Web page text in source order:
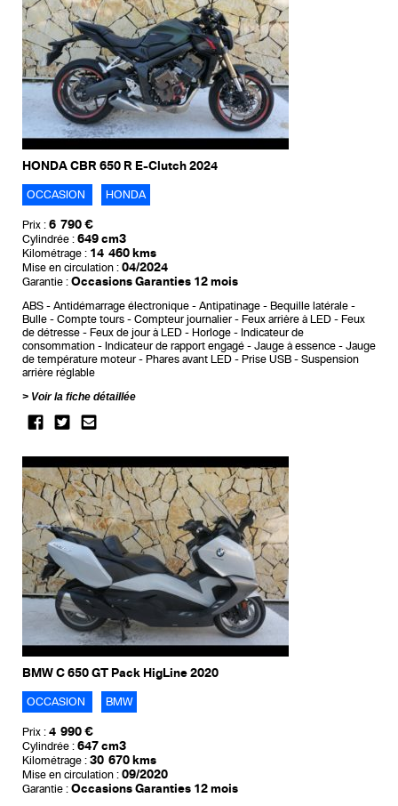
HONDA CBR 650 R E-Clutch 2024
OCCASION HONDA
Prix : 6 790 €
Cylindrée : 649 cm3
Kilométrage : 14 460 kms
Mise en circulation : 04/2024
Garantie : Occasions Garanties 12 mois
ABS Antidémarrage électronique Antipatinage
Bequille latérale
Bulle
Compte tours Compteur journalier Feux arrière à LED
Feux
de détresse
Feux de jour à LED Horloge
Indicateur de
consommation
Indicateur de rapport engagé Jauge à essence
Jauge
de température moteur
Phares avant LED Prise USB
Suspension
arrière réglable
Voir la fiche détaillée
BMW C 650 GT Pack HigLine 2020
OCCASION BMW
Prix : 4 990 €
Cylindrée : 647 cm3
Kilométrage : 30 670 kms
Mise en circulation : 09/2020
Garantie : Occasions Garanties 12 mois